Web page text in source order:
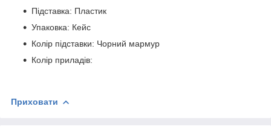
Підставка: Пластик
Упаковка: Кейс
Колір підставки: Чорний мармур
Колір приладів:
Приховати